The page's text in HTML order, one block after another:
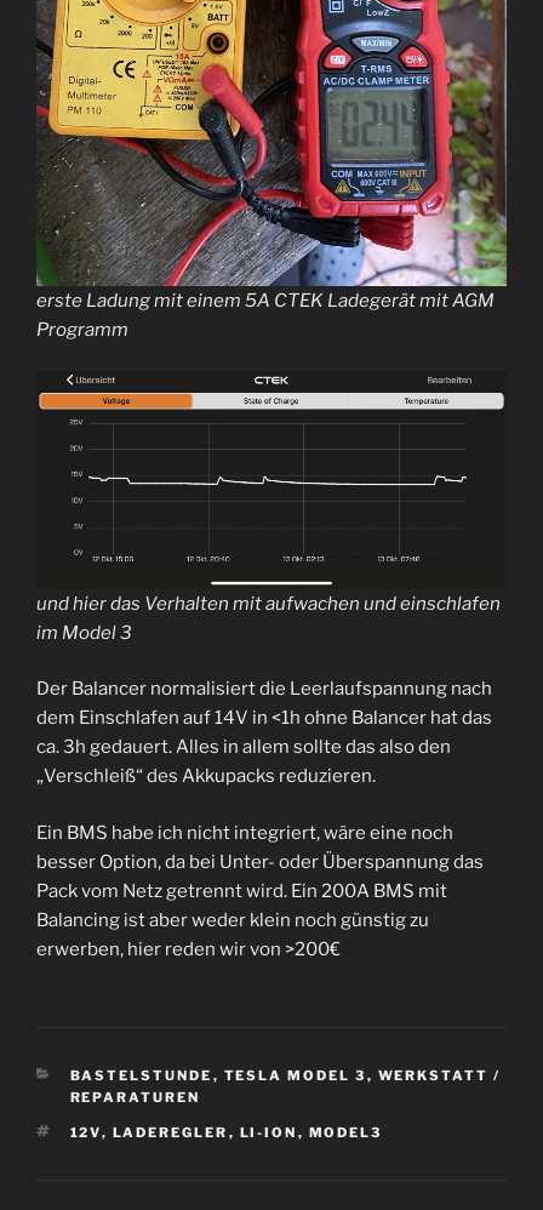
erste Ladung mit einem 5A CTEK Ladegerät mit AGM
Programm
und hier das Verhalten mit aufwachen und einschlafen
im Model 3
Der Balancer normalisiert die Leerlaufspannung nach
dem Einschlafen auf 14V in <1h ohne Balancer hat das
ca. 3h gedauert. Alles in allem sollte das also den
„Verschleiß“ des Akkupacks reduzieren.
Ein BMS habe ich nicht integriert, wäre eine noch
besser Option, da bei Unter- oder Überspannung das
Pack vom Netz getrennt wird. Ein 200A BMS mit
Balancing ist aber weder klein noch günstig zu
erwerben, hier reden wir von >200€
KATEGORIEN
BASTELSTUNDE , TESLA MODEL 3 , WERKSTATT /
REPARATUREN
SCHLAGWÖRTER
12V, LADEREGLER , LI-ION , MODEL3